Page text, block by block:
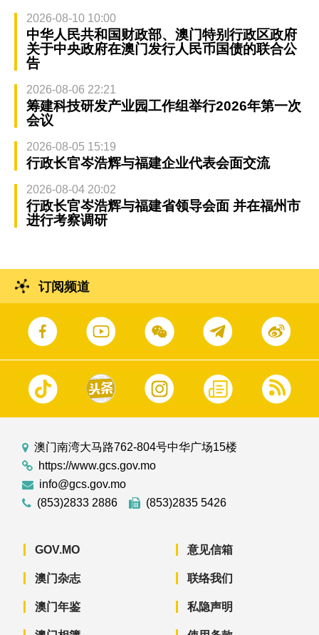
2026-08-10 10:00
中华人民共和国财政部、澳门特别行政区政府
关于中央政府在澳门发行人民币国债的联合公
告
2026-08-06 22:21
筹建科技研发产业园工作组举行2026年第一次
会议
2026-08-05 15:19
行政长官岑浩辉与福建企业代表会面交流
2026-08-04 20:02
行政长官岑浩辉与福建省领导会面 并在福州市
进行考察调研
订阅频道
澳门南湾大马路762-804号中华广场15楼
https://www.gcs.gov.mo
info@gcs.gov.mo
(853)2833 2886
(853)2835 5426
GOV.MO
澳门杂志
澳门年鉴
意见信箱
联络我们
私隐声明